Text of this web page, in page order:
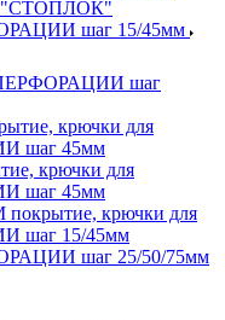
"СТОПЛОК"
шаг 15/45мм
шаг
крючки для
шаг 45мм
крючки для
шаг 45мм
крючки для
шаг 15/45мм
шаг 25/50/75мм